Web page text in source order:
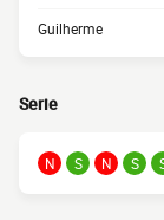
Guilherme
Serie
N S N S